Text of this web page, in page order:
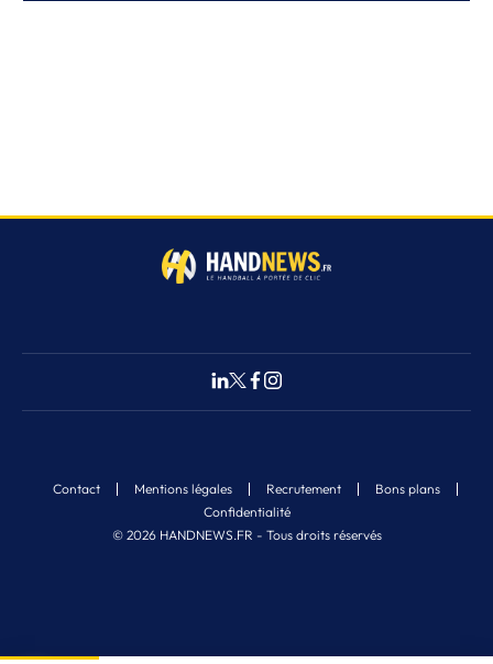
Fermer
© 2026 HANDNEWS.FR - Tous droits réservés
Contact Mentions légales Recrutement
Bons plans
Confidentialité